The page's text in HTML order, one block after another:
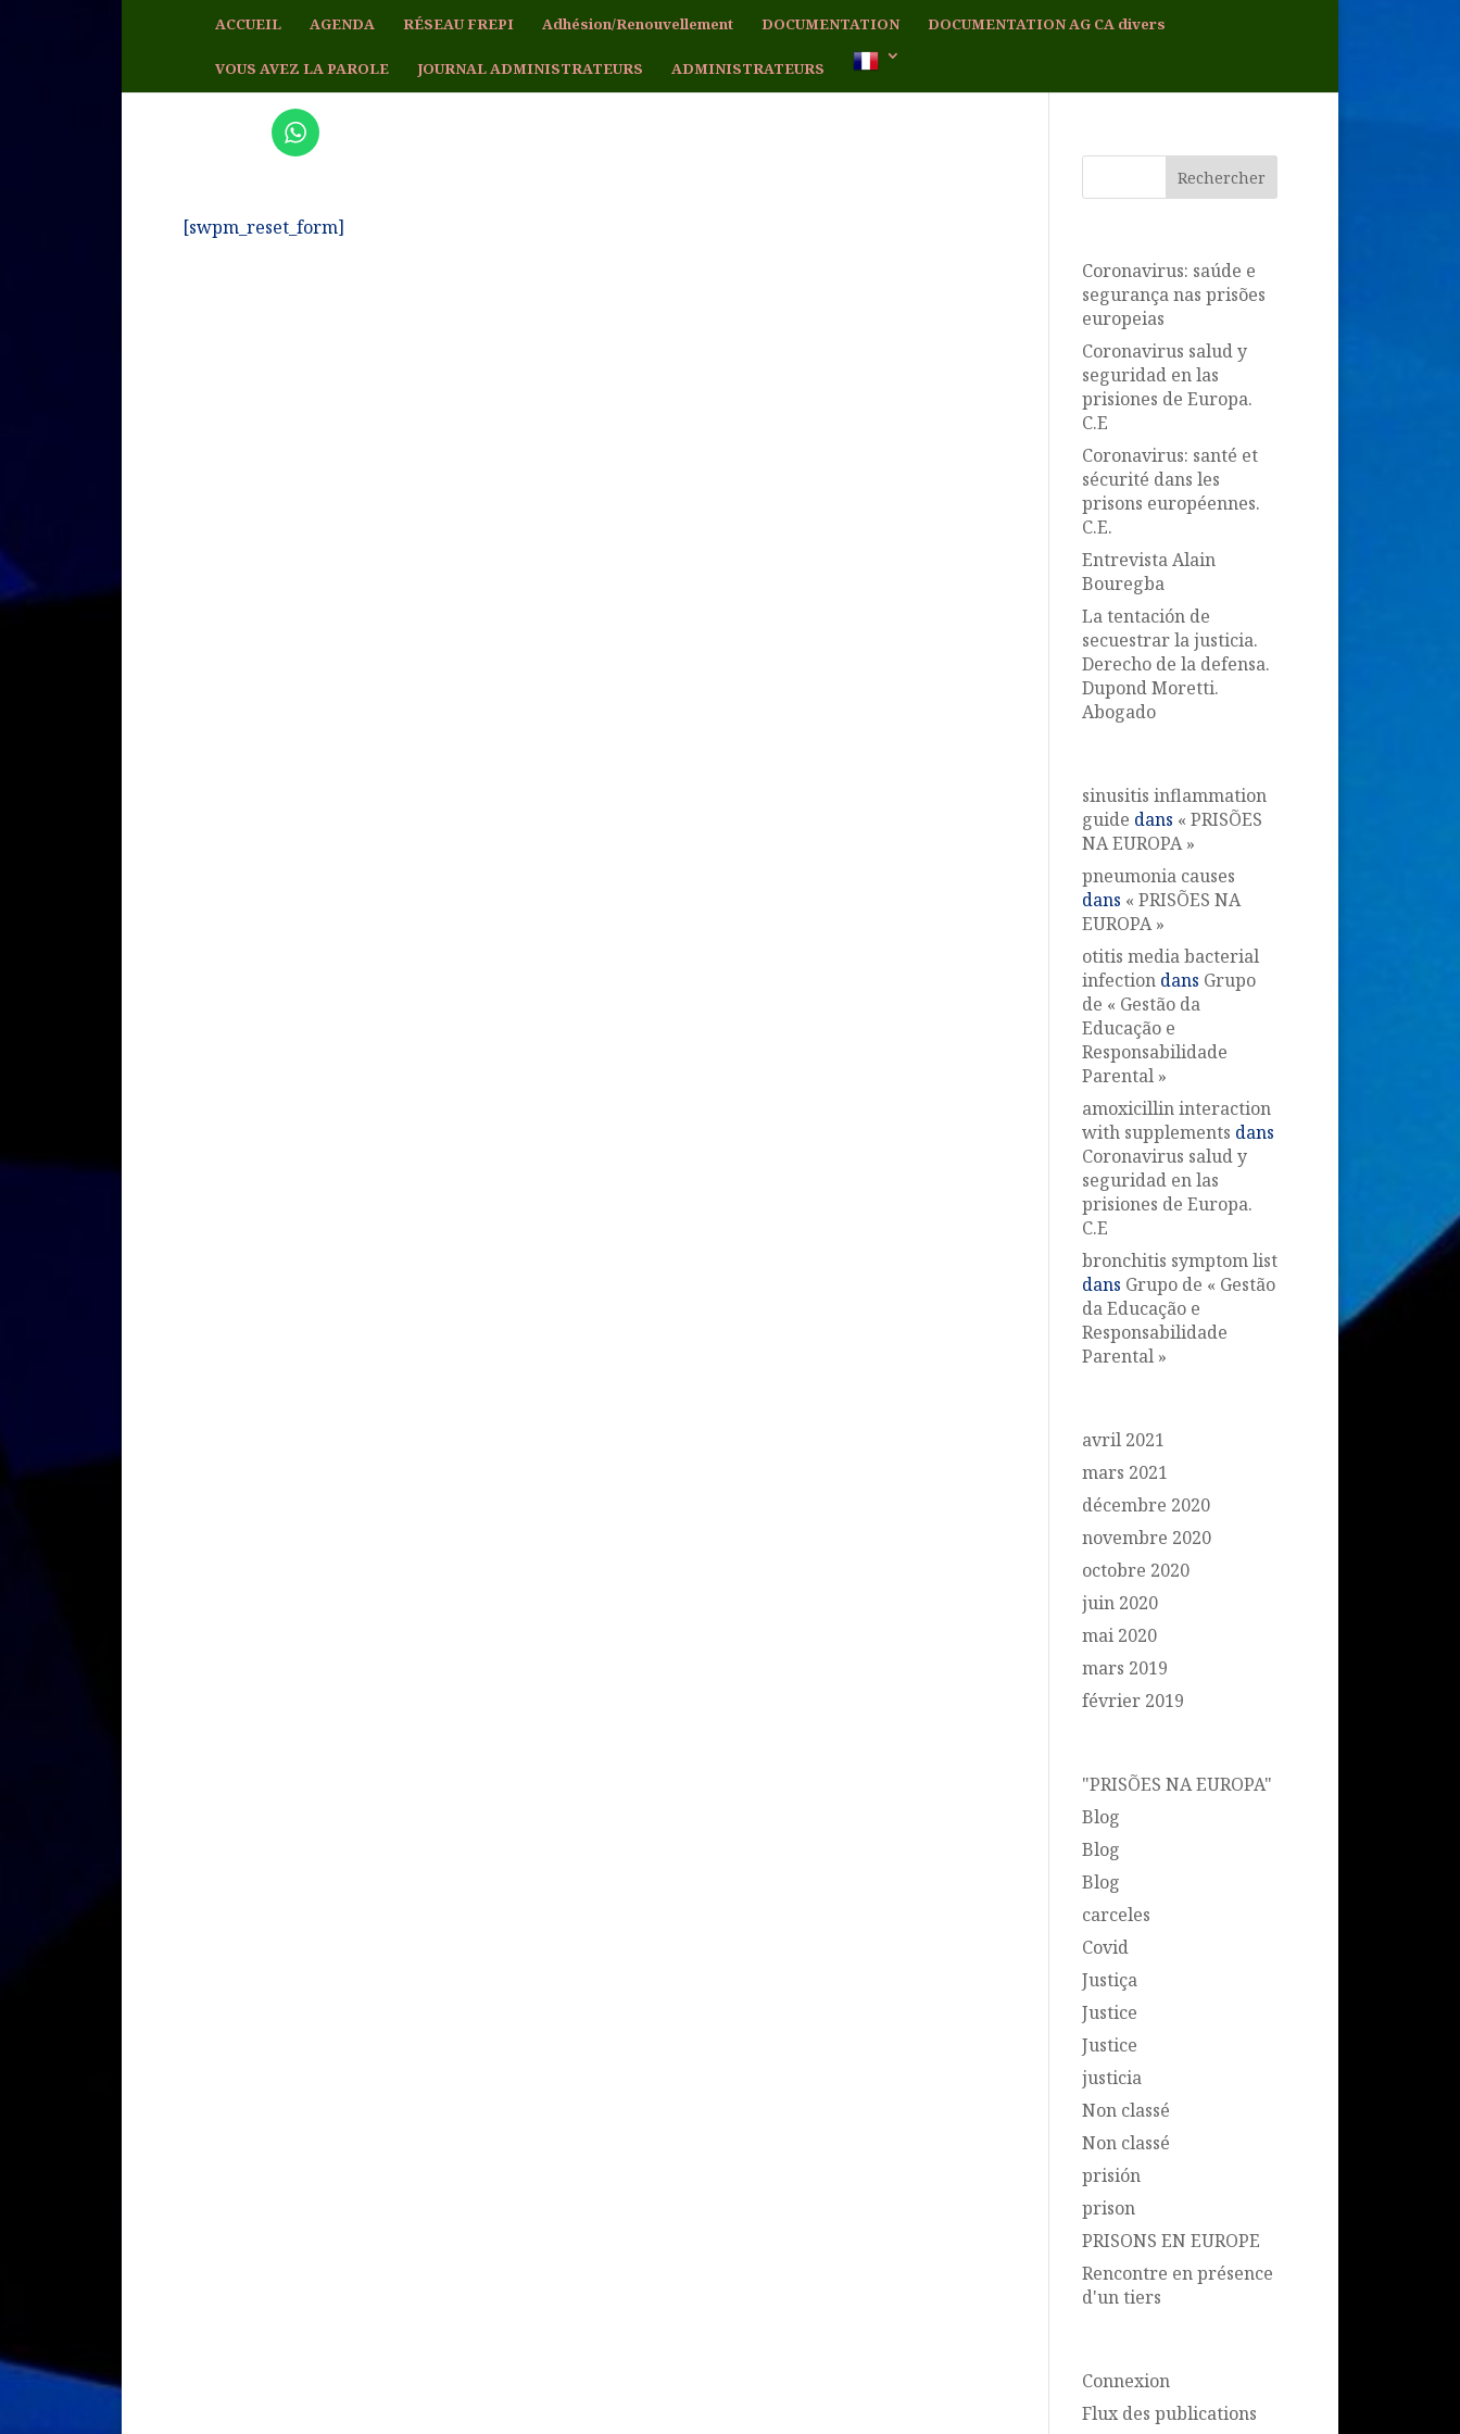
ACCUEIL AGENDA RÉSEAU FREPI Adhésion/Renouvellement DOCUMENTATION DOCUMENTATION AG CA divers
VOUS AVEZ LA PAROLE JOURNAL ADMINISTRATEURS ADMINISTRATEURS
Réinitialisation du mot de passe
[swpm_reset_form]
Coronavirus: saúde e
segurança nas prisões
europeias
Coronavirus salud y
seguridad en las
prisiones de Europa.
C.E
Coronavirus: santé et
sécurité dans les
prisons européennes.
C.E.
Entrevista Alain
Bouregba
La tentación de
secuestrar la justicia.
Derecho de la defensa.
Dupond Moretti.
Abogado
sinusitis inflammation
guide dans « PRISÕES
NA EUROPA »
pneumonia causes
dans « PRISÕES NA
EUROPA »
otitis media bacterial
infectiondans Grupo
de « Gestão da
Educação e
Responsabilidade
Parental »
amoxicillin interaction
with supplements dans
Coronavirus salud y
seguridad en las
prisiones de Europa.
C.E
bronchitis symptom list
dans Grupo de « Gestão
da Educação e
Responsabilidade
Parental »
avril 2021
mars 2021
décembre 2020
novembre 2020
octobre 2020
juin 2020
mai 2020
mars 2019
février 2019
"PRISÕES NA EUROPA"
Blog
Blog
Blog
carceles
Covid
Justiça
Justice
Justice
justicia
Non classé
Non classé
prisión
prison
PRISONS EN EUROPE
Rencontre en présence
d'un tiers
Connexion
Flux des publications